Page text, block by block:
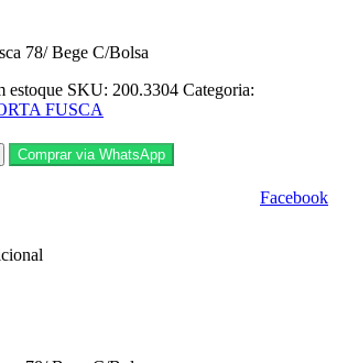
78/ Bege C/Bolsa
estoque SKU: 200.3304 Categoria:
FUSCA
Comprar via WhatsApp
Facebook